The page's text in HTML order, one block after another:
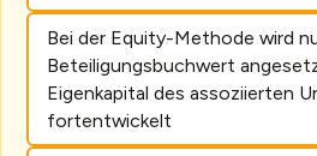
Bei der Equity-Methode wird
Beteiligungsbuchwert
Eigenkapital des assoziierten
fortentwickelt